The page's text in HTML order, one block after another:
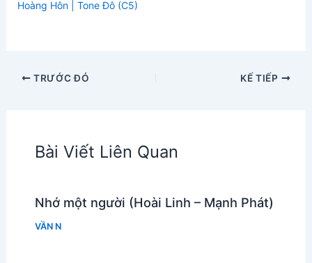
Hoàng Hôn | Tone Đô (C5)
TRƯỚC ĐÓ KẾ TIẾP
Bài Viết Liên Quan
Nhớ một người (Hoài Linh – Mạnh Phát)
VẦN N